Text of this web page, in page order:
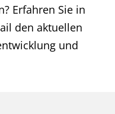
Erfahren Sie in
den aktuellen
und